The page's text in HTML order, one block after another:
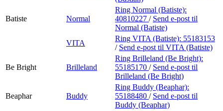
Batiste Normal
Ring Normal (Batiste):
40810227 / Send e-post til
Normal (Batiste)
VITA
Ring VITA (Batiste): 55183153
/ Send e-post til VITA (Batiste)
Be Bright Brilleland
Ring Brilleland (Be Bright):
55185170 / Send e-post til
Brilleland (Be Bright)
Beaphar Buddy
Ring Buddy (Beaphar):
55188480 / Send e-post til
Buddy (Beaphar)